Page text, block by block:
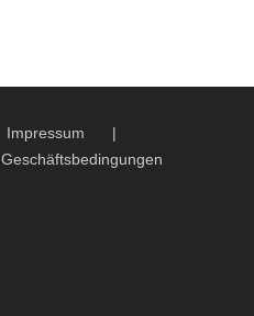
Impressum
Geschäftsbedingungen